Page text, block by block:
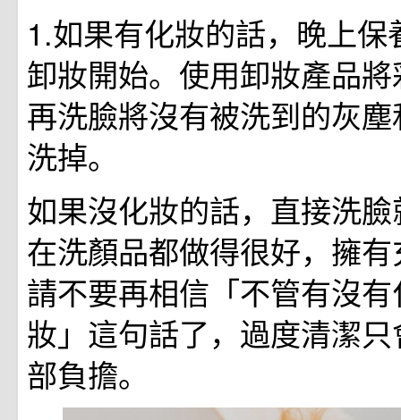
1.如果有化妝的話，晚上保
卸妝開始。使用卸妝產品
再洗臉將沒有被洗到的灰
洗掉。
如果沒化妝的話，直接洗
在洗顏品都做得很好，擁
請不要再相信「不管有沒
妝」這句話了，過度清潔
部負擔。